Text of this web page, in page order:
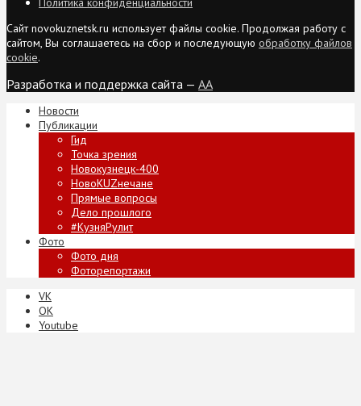
Сайт novokuznetsk.ru использует файлы cookie. Продолжая работу с
сайтом, Вы соглашаетесь на сбор и последующую обработку файлов
cookie.
Разработка и поддержка сайта — AA
Новости
Публикации
Гид
Точка зрения
Новокузнецк-400
НовоKUZнечане
Прямые вопросы
Дело прошлого
#КузняРулит
Фото
Фото дня
Фоторепортажи
VK
ОК
Youtube